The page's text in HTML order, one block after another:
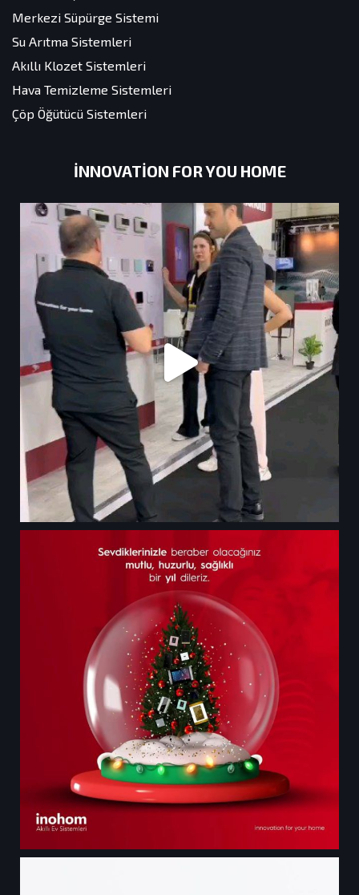
Merkezi Süpürge Sistemi
Su Arıtma Sistemleri
Akıllı Klozet Sistemleri
Hava Temizleme Sistemleri
Çöp Öğütücü Sistemleri
INNOVATION FOR YOU HOME